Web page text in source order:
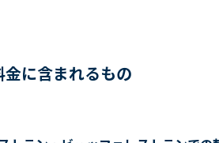
金に含まれるもの